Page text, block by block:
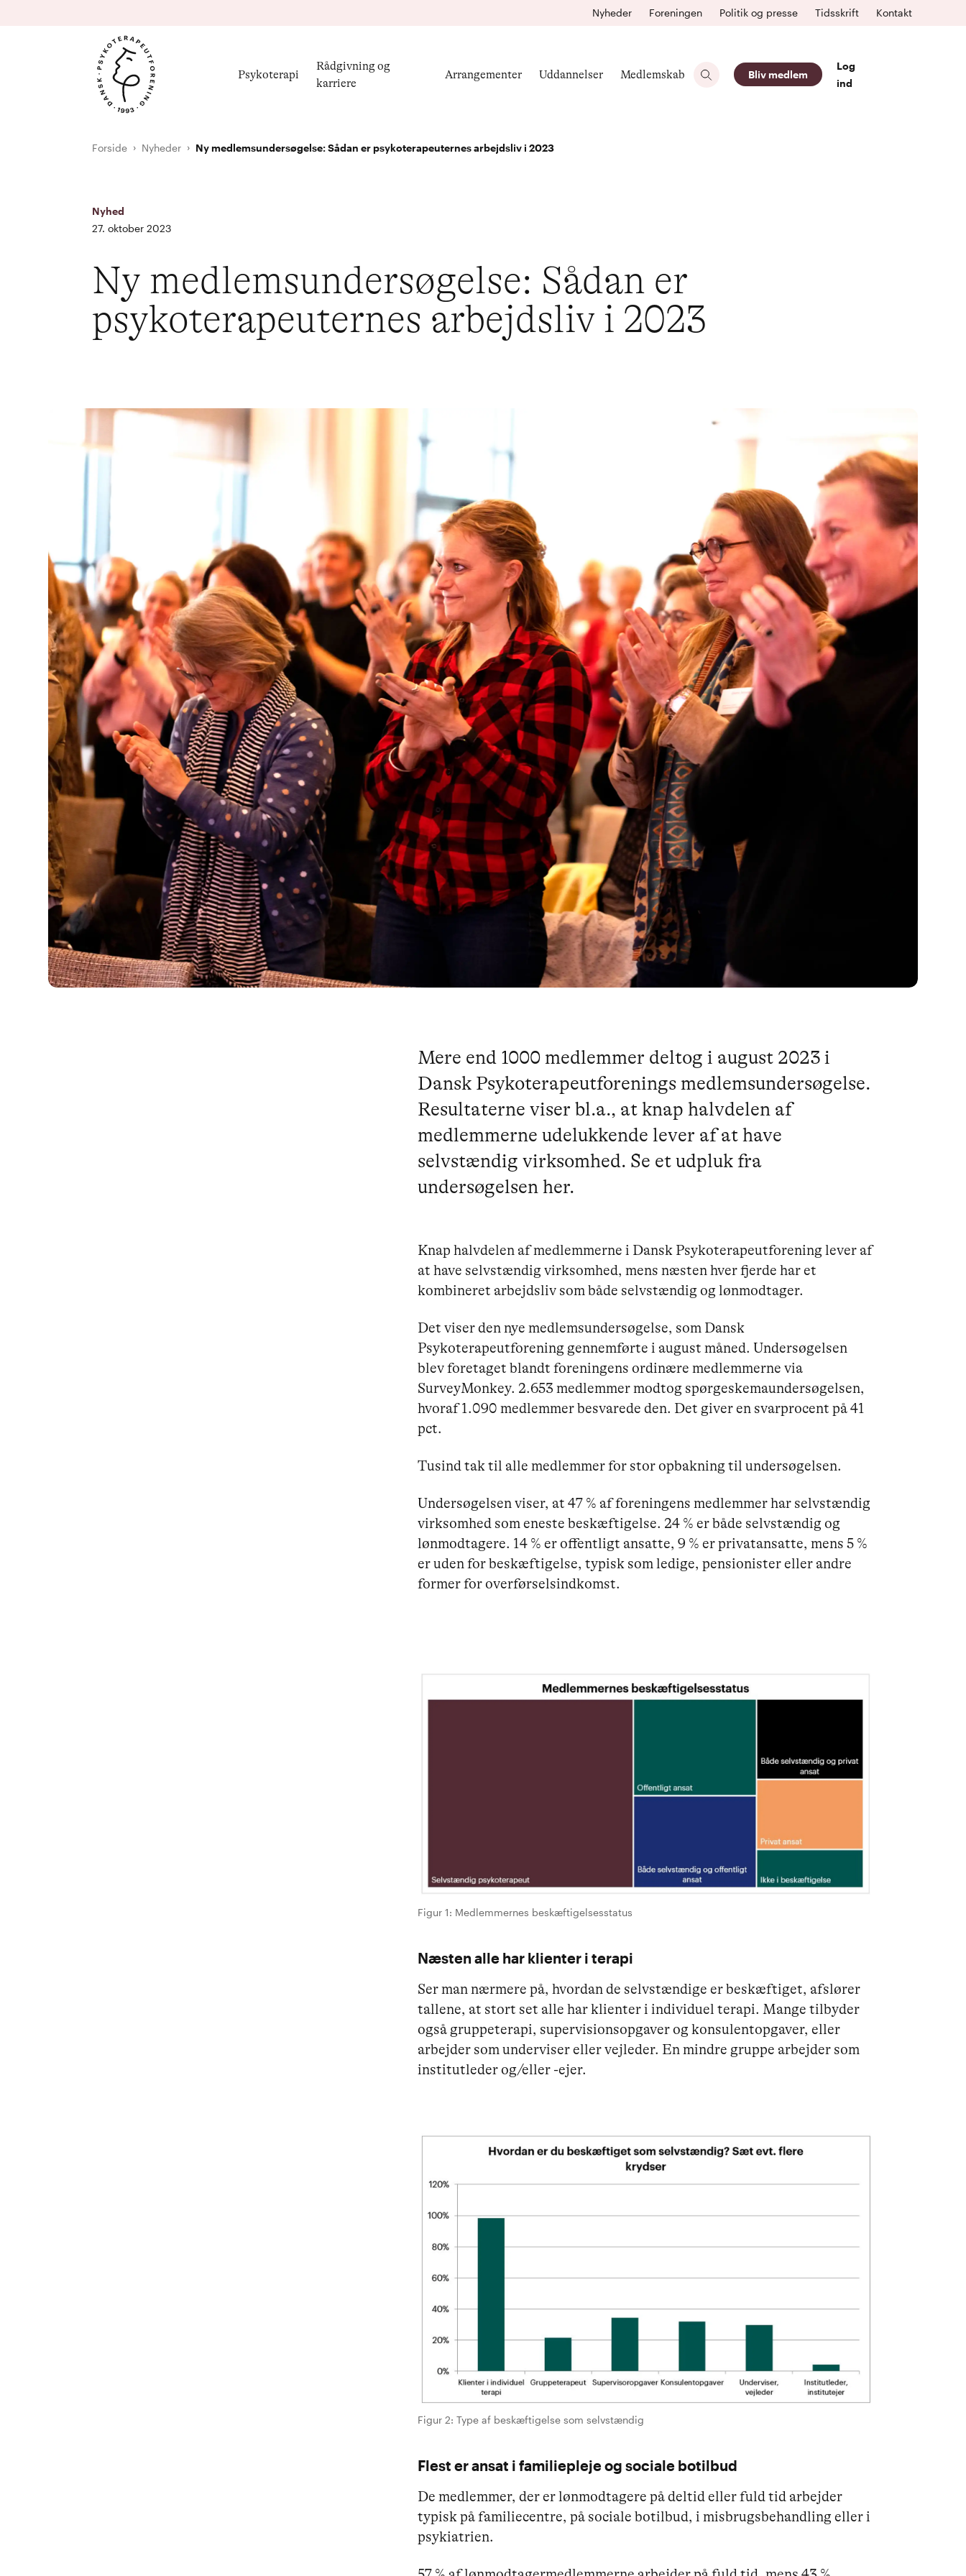
Nyheder Foreningen Politik og presse Tidsskrift Kontakt
Psykoterapi
Rådgivning og
karriere
Arrangementer Uddannelser Medlemskab Bliv medlem
Log
ind
Forside Nyheder Ny medlemsundersøgelse: Sådan er psykoterapeuternes arbejdsliv i 2023
Nyhed
27. oktober 2023
Ny medlemsundersøgelse: Sådan er
psykoterapeuternes arbejdsliv i 2023
Mere end 1000 medlemmer deltog i august 2023 i
Dansk Psykoterapeutforenings medlemsundersøgelse.
Resultaterne viser bl.a., at knap halvdelen af
medlemmerne udelukkende lever af at have
selvstændig virksomhed. Se et udpluk fra
undersøgelsen her.
Knap halvdelen af medlemmerne i Dansk Psykoterapeutforening lever af
at have selvstændig virksomhed, mens næsten hver fjerde har et
kombineret arbejdsliv som både selvstændig og lønmodtager.
Det viser den nye medlemsundersøgelse, som Dansk
Psykoterapeutforening gennemførte i august måned. Undersøgelsen
blev foretaget blandt foreningens ordinære medlemmerne via
SurveyMonkey. 2.653 medlemmer modtog spørgeskemaundersøgelsen,
hvoraf 1.090 medlemmer besvarede den. Det giver en svarprocent på 41
pct.
Tusind tak til alle medlemmer for stor opbakning til undersøgelsen.
Undersøgelsen viser, at 47 % af foreningens medlemmer har selvstændig
virksomhed som eneste beskæftigelse. 24 % er både selvstændig og
lønmodtagere. 14 % er offentligt ansatte, 9 % er privatansatte, mens 5 %
er uden for beskæftigelse, typisk som ledige, pensionister eller andre
former for overførselsindkomst.
Figur 1: Medlemmernes beskæftigelsesstatus
Næsten alle har klienter i terapi
Ser man nærmere på, hvordan de selvstændige er beskæftiget, afslører
tallene, at stort set alle har klienter i individuel terapi. Mange tilbyder
også gruppeterapi, supervisionsopgaver og konsulentopgaver, eller
arbejder som underviser eller vejleder. En mindre gruppe arbejder som
institutleder og/eller -ejer.
Figur 2: Type af beskæftigelse som selvstændig
Flest er ansat i familiepleje og sociale botilbud
De medlemmer, der er lønmodtagere på deltid eller fuld tid arbejder
typisk på familiecentre, på sociale botilbud, i misbrugsbehandling eller i
psykiatrien.